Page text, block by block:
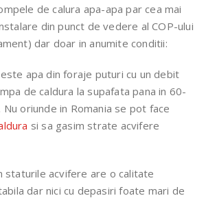
de calura apa-apa par cea mai
din punct de vedere al COP-ului
dar doar in anumite conditii:
apa din foraje puturi cu un debit
de caldura la supafata pana in 60-
oriunde in Romania se pot face
si sa gasim strate acvifere
staturile acvifere are o calitate
dar nici cu depasiri foate mari de